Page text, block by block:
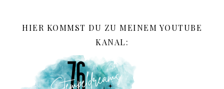
HIER KOMMST DU ZU MEINEM YOUTUBE
KANAL: